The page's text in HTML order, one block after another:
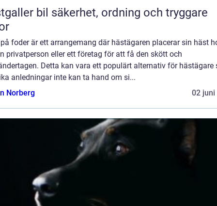
ordning och tryggare
foder är ett arrangemang där hästägaren placerar sin häst
privatperson eller ett företag för att få den skött och
Detta kan vara ett populärt alternativ för hästägare
anledningar inte kan ta hand om si...
Norberg
02 juni